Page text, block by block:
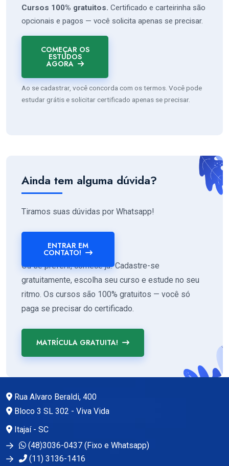
Cursos 100% gratuitos. Certificado e carteirinha são
opcionais e pagos — você solicita apenas se precisar.
COMEÇAR OS
ESTUDOS
AGORA
Ao se cadastrar, você concorda com os termos. Você pode
estudar grátis e solicitar certificado apenas se precisar.
Ainda tem alguma dúvida?
Tiramos suas dúvidas por Whatsapp!
ENTRAR EM
CONTATO!
Ou se preferir, comece já! Cadastre-se
gratuitamente, escolha seu curso e estude no seu
ritmo. Os cursos são 100% gratuitos — você só
paga se precisar do certificado.
MATRÍCULA GRATUITA!
Rua Alvaro Beraldi, 400
Bloco 3 SL 302 - Viva Vida
Itajaí - SC
(48)3036-0437 (Fixo e Whatsapp)
(11) 3136-1416